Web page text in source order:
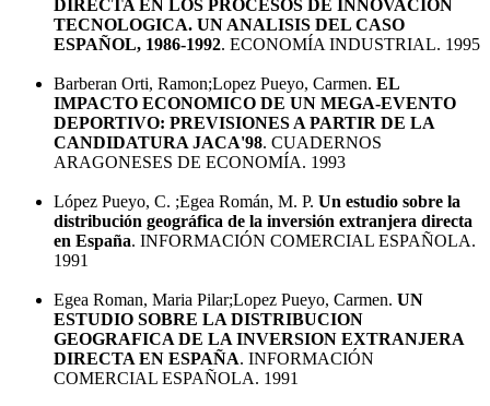
DIRECTA EN LOS PROCESOS DE INNOVACION
TECNOLOGICA. UN ANALISIS DEL CASO
ESPAÑOL, 1986-1992. ECONOMÍA INDUSTRIAL. 1995
Barberan Orti, Ramon;Lopez Pueyo, Carmen. EL
IMPACTO ECONOMICO DE UN MEGA-EVENTO
DEPORTIVO: PREVISIONES A PARTIR DE LA
CANDIDATURA JACA'98. CUADERNOS
ARAGONESES DE ECONOMÍA. 1993
López Pueyo, C. ;Egea Román, M. P. Un estudio sobre la
distribución geográfica de la inversión extranjera directa
en España. INFORMACIÓN COMERCIAL ESPAÑOLA.
1991
Egea Roman, Maria Pilar;Lopez Pueyo, Carmen. UN
ESTUDIO SOBRE LA DISTRIBUCION
GEOGRAFICA DE LA INVERSION EXTRANJERA
DIRECTA EN ESPAÑA. INFORMACIÓN
COMERCIAL ESPAÑOLA. 1991